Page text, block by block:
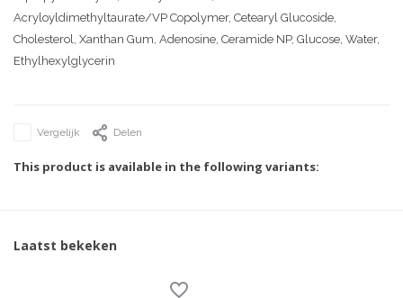
Acryloyldimethyltaurate/VP Copolymer, Cetearyl Glucoside,
Cholesterol, Xanthan Gum, Adenosine, Ceramide NP, Glucose, Water,
Ethylhexylglycerin
Vergelijk Delen
This product is available in the following variants:
Laatst bekeken